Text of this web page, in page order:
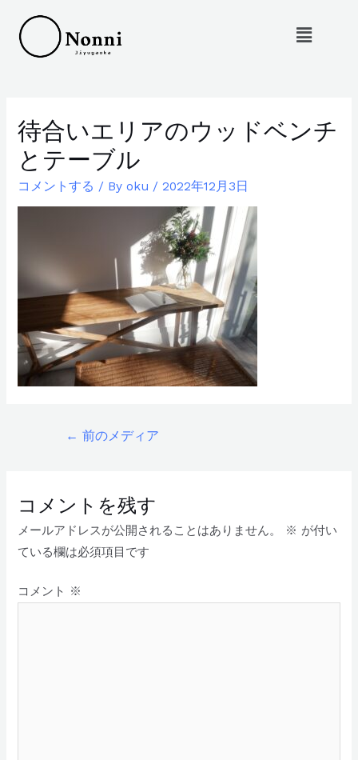
待合いエリアのウッドベンチ
とテーブル
コメントする / Byoku /2022年12月3日
← 前のメディア
コメントを残す
メールアドレスが公開されることはありません。 ※ が付い
ている欄は必須項目です
コメント ※